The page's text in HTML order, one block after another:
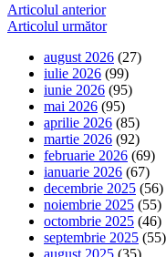
Navigare
în
articole
Articolul anterior
Articolul următor
august 2026 (27)
iulie 2026 (99)
iunie 2026 (95)
mai 2026 (95)
aprilie 2026 (85)
martie 2026 (92)
februarie 2026 (69)
ianuarie 2026 (67)
decembrie 2025 (56)
noiembrie 2025 (55)
octombrie 2025 (46)
septembrie 2025 (55)